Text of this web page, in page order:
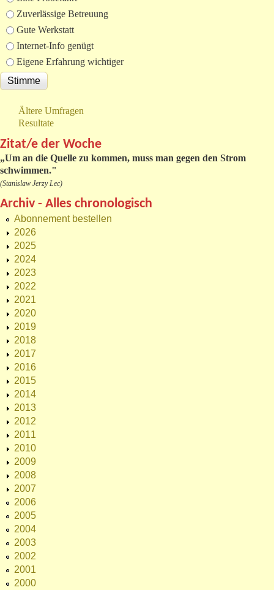
Zuverlässige Betreuung
Gute Werkstatt
Internet-Info genügt
Eigene Erfahrung wichtiger
Ältere Umfragen
Resultate
Zitat/e der Woche
„Um an die Quelle zu kommen, muss man gegen den Strom
schwimmen."
(Stanislaw Jerzy Lec)
Archiv - Alles chronologisch
Abonnement bestellen
2026
2025
2024
2023
2022
2021
2020
2019
2018
2017
2016
2015
2014
2013
2012
2011
2010
2009
2008
2007
2006
2005
2004
2003
2002
2001
2000